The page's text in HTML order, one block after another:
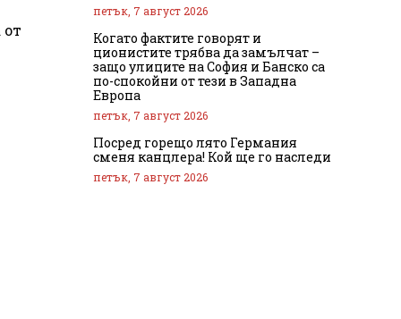
петък, 7 август 2026
Когато фактите говорят и
ционистите трябва да замълчат –
защо улиците на София и Банско са
по-спокойни от тези в Западна
Европа
петък, 7 август 2026
Посред горещо лято Германия
сменя канцлера! Кой ще го наследи
петък, 7 август 2026